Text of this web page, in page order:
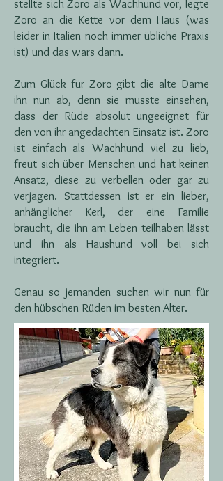
stellte sich Zoro als Wachhund vor, legte
Zoro an die Kette vor dem Haus (was
leider in Italien noch immer übliche Praxis
ist) und das wars dann.
Zum Glück für Zoro gibt die alte Dame
ihn nun ab, denn sie musste einsehen,
dass der Rüde absolut ungeeignet für
den von ihr angedachten Einsatz ist. Zoro
ist einfach als Wachhund viel zu lieb,
freut sich über Menschen und hat keinen
Ansatz, diese zu verbellen oder gar zu
verjagen. Stattdessen ist er ein lieber,
anhänglicher Kerl, der eine Familie
braucht, die ihn am Leben teilhaben lässt
und ihn als Haushund voll bei sich
integriert.
Genau so jemanden suchen wir nun für
den hübschen Rüden im besten Alter.